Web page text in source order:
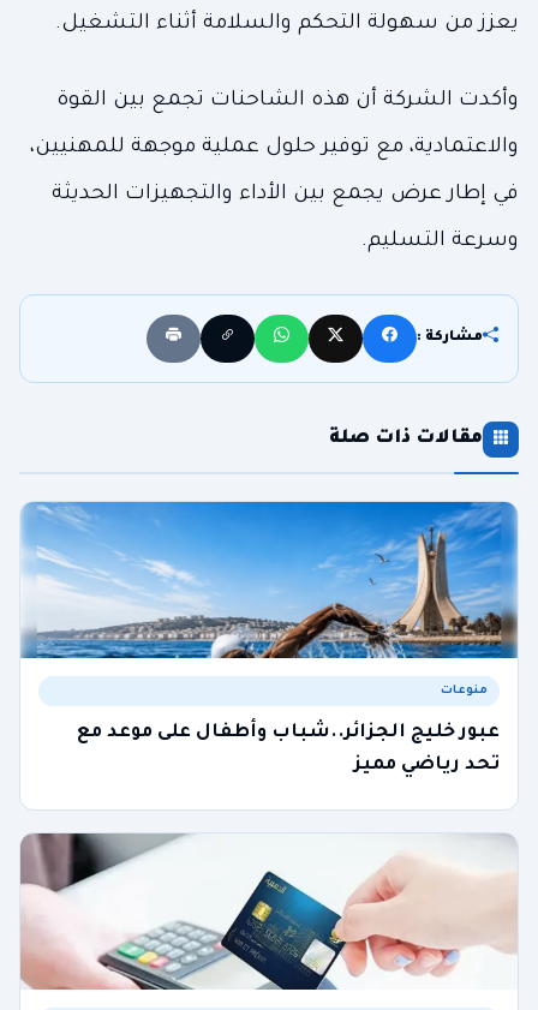
يعزز من سهولة التحكم والسلامة أثناء التشغيل.
وأكدت الشركة أن هذه الشاحنات تجمع بين القوة
والاعتمادية، مع توفير حلول عملية موجهة للمهنيين،
في إطار عرض يجمع بين الأداء والتجهيزات الحديثة
وسرعة التسليم.
مشاركة :
مقالات ذات صلة
منوعات
عبور خليج الجزائر..شباب وأطفال على موعد مع
تحد رياضي مميز